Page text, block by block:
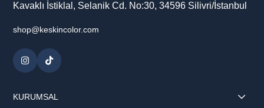
Kavaklı İstiklal, Selanik Cd. No:30, 34596 Silivri/İstanbul
shop@keskincolor.com
KURUMSAL